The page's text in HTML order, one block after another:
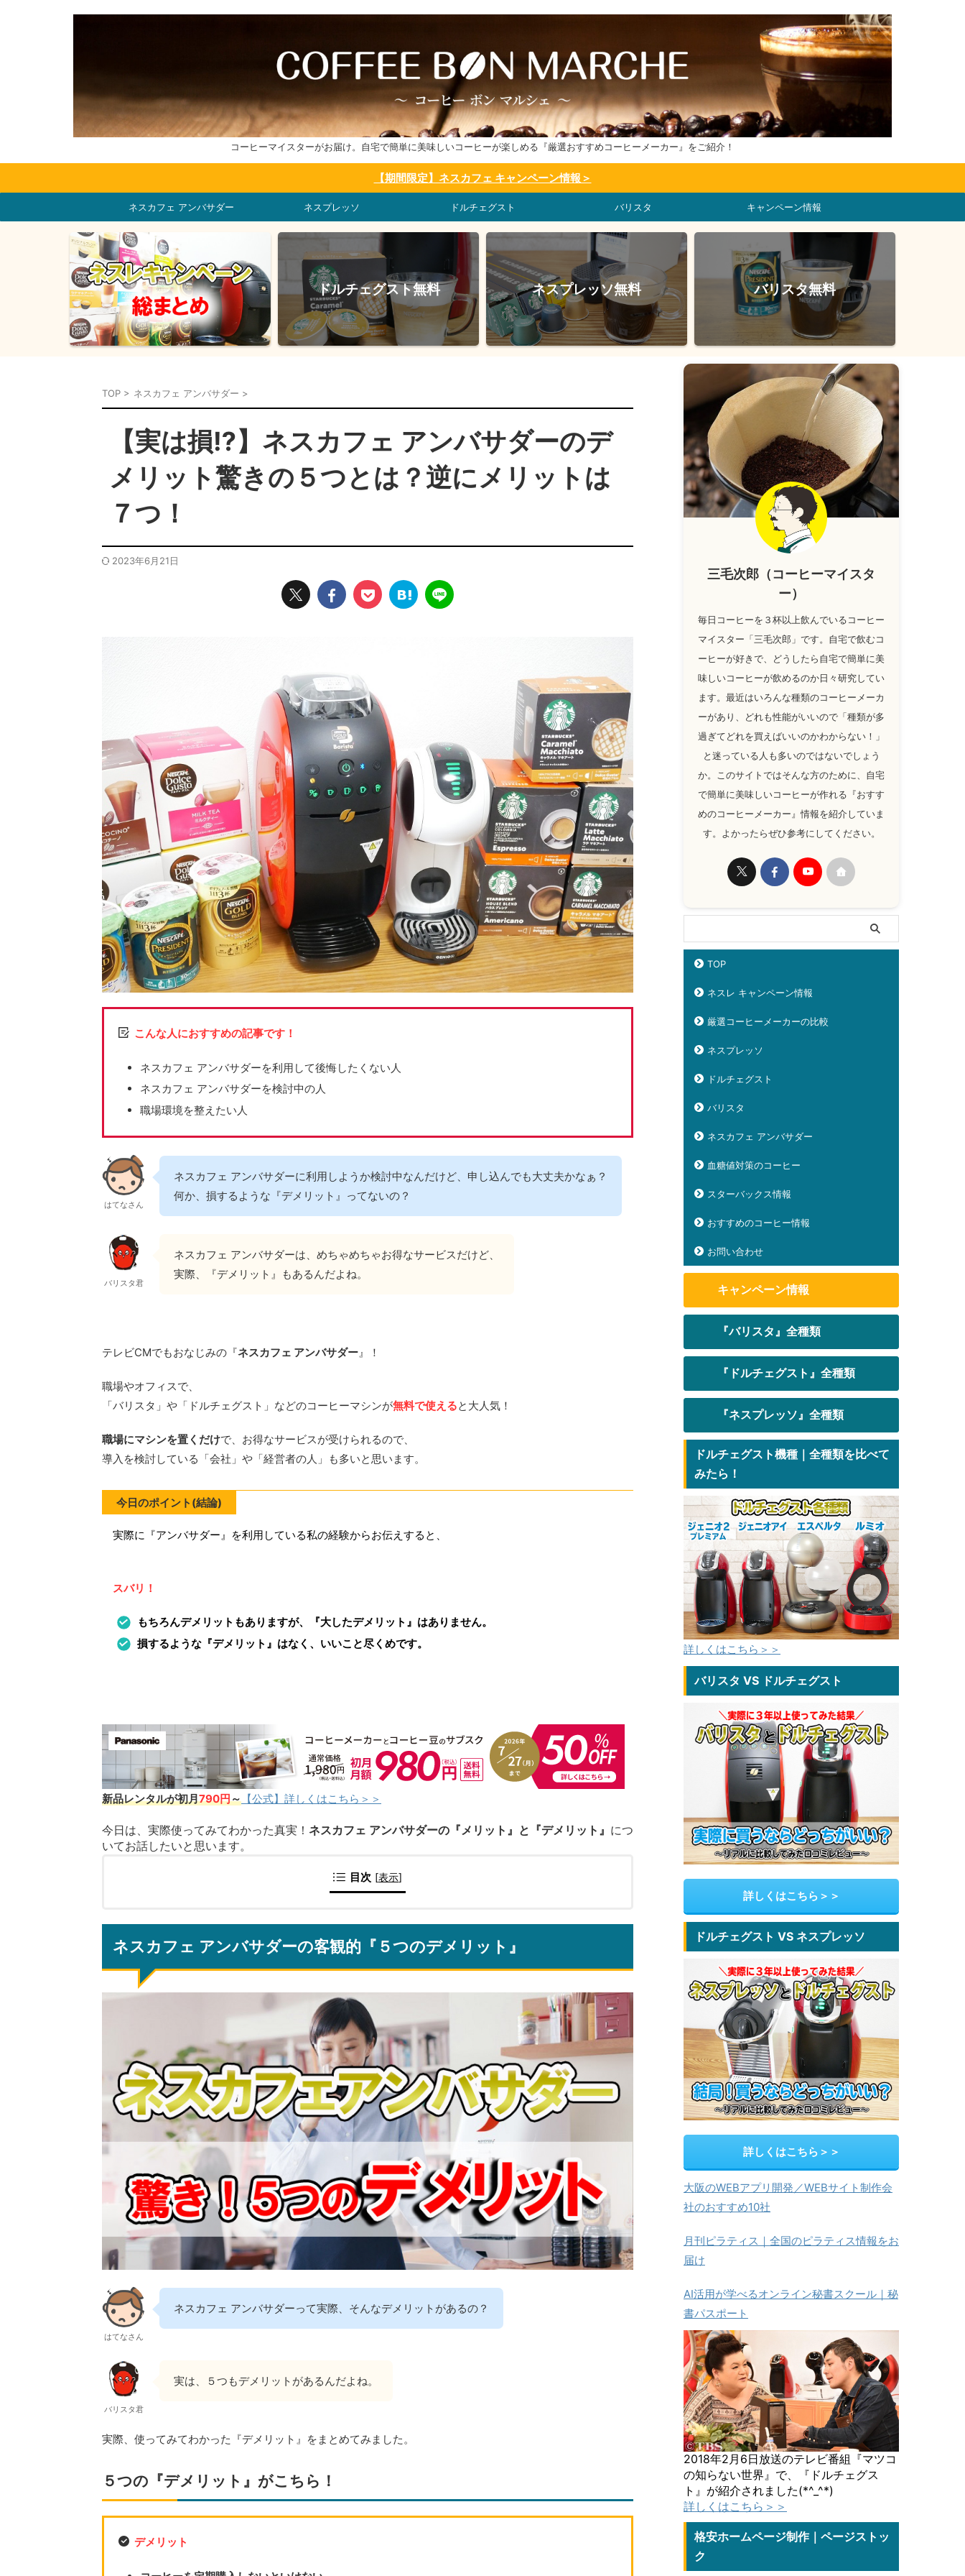
コーヒーマイスターがお届け。自宅で簡単に美味しいコーヒーが楽しめる『厳選おすすめコーヒーメーカー』をご紹介！
【期間限定】ネスカフェ キャンペーン情報＞
ネスカフェ アンバサダー ネスプレッソ ドルチェグスト バリスタ キャンペーン情報
ドルチェグスト無料 ネスプレッソ無料 バリスタ無料
TOP > ネスカフェ アンバサダー >
【実は損⁉】ネスカフェ アンバサダーのデ
メリット驚きの５つとは？逆にメリットは
７つ！
2023年6月21日
こんな人におすすめの記事です！
ネスカフェ アンバサダーを利用して後悔したくない人
ネスカフェ アンバサダーを検討中の人
職場環境を整えたい人
はてなさん
ネスカフェ アンバサダーに利用しようか検討中なんだけど、申し込んでも大丈夫かなぁ？
何か、損するような『デメリット』ってないの？
バリスタ君
ネスカフェ アンバサダーは、めちゃめちゃお得なサービスだけど、
実際、『デメリット』もあるんだよね。
テレビCMでもおなじみの『ネスカフェ アンバサダー 』！
職場やオフィスで、
「バリスタ」や「ドルチェグスト」などのコーヒーマシンが無料で使えると大人気！
職場にマシンを置くだけで、お得なサービスが受けられるので、
導入を検討している「会社」や「経営者の人」も多いと思います。
今日のポイント(結論)
実際に『アンバサダー』を利用している私の経験からお伝えすると、
スバリ！
もちろんデメリットもありますが、『大したデメリット』はありません。
損するような『デメリット』はなく、いいこと尽くめです。
新品レンタルが初月790円～ 【公式】詳しくはこちら＞＞
今日は、実際使ってみてわかった真実！ ネスカフェ アンバサダーの『メリット』と『デメリット』 につ
いてお話したいと思います。
目次 [表示]
ネスカフェ アンバサダーの客観的『５つのデメリット』
はてなさん
ネスカフェ アンバサダーって実際、そんなデメリットがあるの？
バリスタ君
実は、５つもデメリットがあるんだよね。
実際、使ってみてわかった『デメリット』をまとめてみました。
５つの『デメリット』がこちら！
デメリット
三毛次郎（コーヒーマイスタ
ー）
毎日コーヒーを３杯以上飲んでいるコーヒー
マイスター「三毛次郎」です。自宅で飲むコ
ーヒーが好きで、どうしたら自宅で簡単に美
味しいコーヒーが飲めるのか日々研究してい
ます。最近はいろんな種類のコーヒーメーカ
ーがあり、どれも性能がいいので「種類が多
過ぎてどれを買えばいいのかわからない！」
と迷っている人も多いのではないでしょう
か。このサイトではそんな方のために、自宅
で簡単に美味しいコーヒーが作れる『おすす
めのコーヒーメーカー』情報を紹介していま
す。よかったらぜひ参考にしてください。
TOP
ネスレ キャンペーン情報
厳選コーヒーメーカーの比較
ネスプレッソ
ドルチェグスト
バリスタ
ネスカフェ アンバサダー
血糖値対策のコーヒー
スターバックス情報
おすすめのコーヒー情報
お問い合わせ
キャンペーン情報
『バリスタ』全種類
『ドルチェグスト』全種類
『ネスプレッソ』全種類
ドルチェグスト機種｜全種類を比べて
みたら！
詳しくはこちら＞＞
バリスタ VS ドルチェグスト
詳しくはこちら＞＞
ドルチェグスト VS ネスプレッソ
詳しくはこちら＞＞
大阪のWEBアプリ開発／WEBサイト制作会
社のおすすめ10社
月刊ピラティス｜全国のピラティス情報をお
届け
AI活用が学べるオンライン秘書スクール｜秘
書パスポート
2018年2月6日放送のテレビ番組『マツコ
の知らない世界』で、『ドルチェグス
ト』が紹介されました(*^_^*)
詳しくはこちら＞＞
格安ホームページ制作｜ページストッ
ク